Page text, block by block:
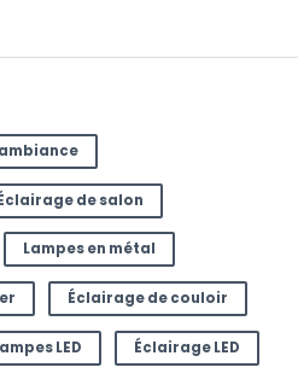
de salon
Lampes en métal
Éclairage de couloir
LED Éclairage LED